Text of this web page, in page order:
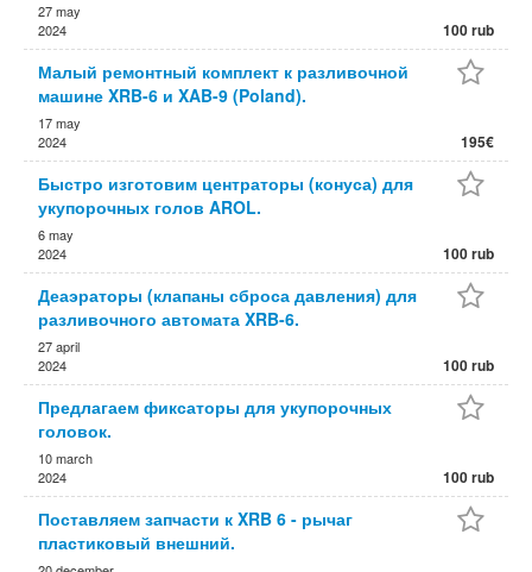
27 may
2024
100 rub
Малый ремонтный комплект к разливочной
машине XRB-6 и XAB-9 (Poland).
17 may
2024
195€
Быстро изготовим центраторы (конуса) для
укупорочных голов AROL.
6 may
2024
100 rub
Деаэраторы (клапаны сброса давления) для
разливочного автомата XRB-6.
27 april
2024
100 rub
Предлагаем фиксаторы для укупорочных
головок.
10 march
2024
100 rub
Поставляем запчасти к XRB 6 - рычаг
пластиковый внешний.